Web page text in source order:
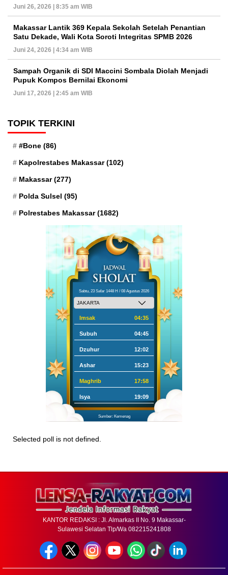
Juni 26, 2026 | 8:35 am WIB
Makassar Lantik 369 Kepala Sekolah Setelah Penantian
Satu Dekade, Wali Kota Soroti Integritas SPMB 2026
Juni 24, 2026 | 4:34 am WIB
Sampah Organik di SDI Maccini Sombala Diolah Menjadi
Pupuk Kompos Bernilai Ekonomi
Juni 17, 2026 | 2:45 am WIB
TOPIK TERKINI
#Bone (86)
Kapolrestabes Makassar(102)
Makassar(277)
Polda Sulsel (95)
Polrestabes Makassar(1682)
Sabtu, 23 Safar 1448 H / 08 Agustus 2026
Imsak 04:35
Subuh 04:45
Dzuhur 12:02
Ashar 15:23
Maghrib 17:58
Isya 19:09
Sumber: Kemenag
Selected poll is not defined.
KANTOR REDAKSI : Jl. Almarkas II No. 9 Makassar-
Sulawesi Selatan Tlp/Wa 082215241808